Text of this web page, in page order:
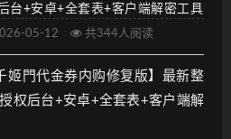
台+安卓+全套表+客户端解密工具
05-12 共344人阅读
姬門代金券内购修复版】最新整
权后台+安卓+全套表+客户端解